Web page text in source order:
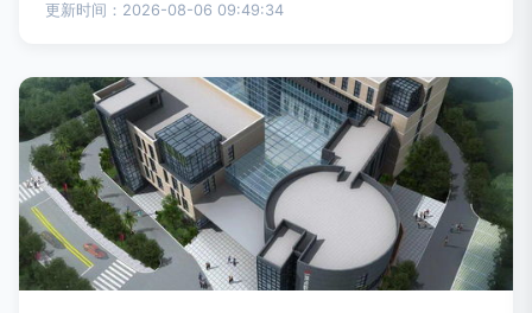
更新时间：2026-08-06 09:49:34